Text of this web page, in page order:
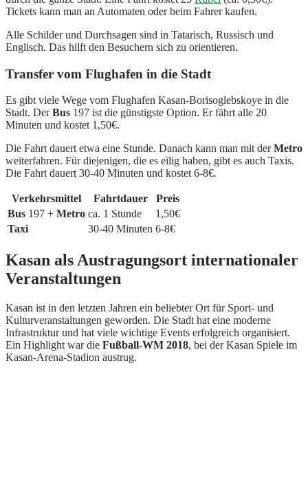
Tickets kann man an Automaten oder beim Fahrer kaufen.
Alle Schilder und Durchsagen sind in Tatarisch, Russisch und
Englisch. Das hilft den Besuchern sich zu orientieren.
Transfer vom Flughafen in die Stadt
Es gibt viele Wege vom Flughafen Kasan-Borisoglebskoye in die
Stadt. DerBus 197 ist die günstigste Option. Er fährt alle 20
Minuten und kostet 1,50€.
Die Fahrt dauert etwa eine Stunde. Danach kann man mit derMetro
weiterfahren. Für diejenigen, die es eilig haben, gibt es auch Taxis.
Die Fahrt dauert 30-40 Minuten und kostet 6-8€.
Verkehrsmittel Fahrtdauer
Preis
Bus 197 + Metro ca. 1 Stunde
1,50€
Taxi
30-40 Minuten 6-8€
Kasan als Austragungsort internationaler
Veranstaltungen
Kasan ist in den letzten Jahren ein beliebter Ort für Sport- und
Kulturveranstaltungen geworden. Die Stadt hat eine moderne
Infrastruktur und hat viele wichtige Events erfolgreich organisiert.
Ein Highlight war die Fußball-WM 2018, bei der Kasan Spiele im
Kasan-Arena-Stadion austrug.